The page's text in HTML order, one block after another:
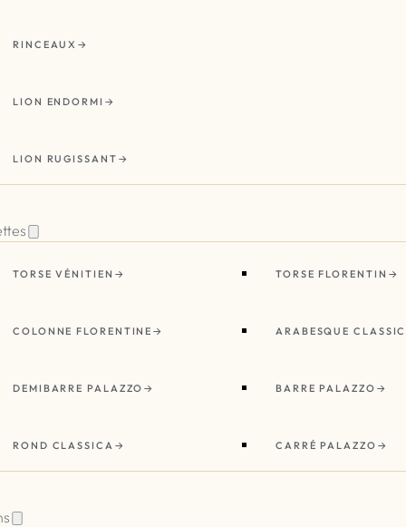
RINCEAUX
LION ENDORMI
LION RUGISSANT
TORSE VÉNITIEN TORSE FLORENTIN
COLONNE FLORENTINE ARABESQUE
DEMIBARRE PALAZZO BARRE PALAZZO
ROND CLASSICA CARRÉ PALAZZO